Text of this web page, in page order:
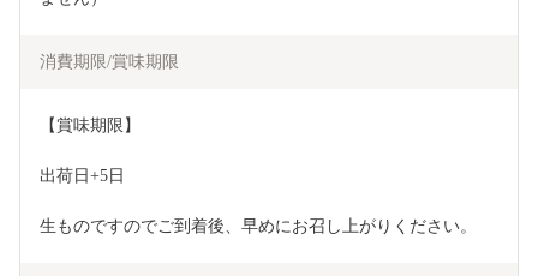
消費期限/賞味期限
【賞味期限】
出荷日+5日
生ものですのでご到着後、早めにお召し上がりください。